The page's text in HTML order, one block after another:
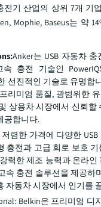
전기 산업의 상위 7개 기
Mophie, Baseus는 약
Anker는 USB 자동차
충전 기술인 PowerIQ
선진적인 기술로 유명합
리미엄 품질, 광범위한
상용차 시장에서 신뢰할
공합니다.
저렴한 가격에 다양한
충전과 고급 회로 보호
력한 제조 능력과 온라인
속 충전 솔루션을 제공하
자동차 시장에서 인기를
Belkin은 프리미엄 디